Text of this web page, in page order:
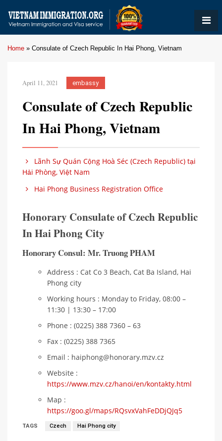
Home » Consulate of Czech Republic In Hai Phong, Vietnam
April 11, 2021 embassy
Consulate of Czech Republic
In Hai Phong, Vietnam
Lãnh Sự Quán Cộng Hoà Séc (Czech Republic) tại
Hải Phòng, Việt Nam
Hai Phong Business Registration Office
Honorary Consulate of Czech Republic
In Hai Phong City
Honorary Consul: Mr. Truong PHAM
Address : Cat Co 3 Beach, Cat Ba Island, Hai
Phong city
Working hours : Monday to Friday, 08:00 –
11:30 | 13:30 – 17:00
Phone : (0225) 388 7360 – 63
Fax : (0225) 388 7365
Email : haiphong@honorary.mzv.cz
Website :
https://www.mzv.cz/hanoi/en/kontakty.html
Map :
https://goo.gl/maps/RQsvxVahFeDDjQJq5
TAGS Czech Hai Phong city